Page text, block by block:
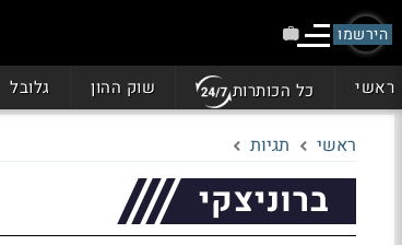
הירשמו
ראשי כל הכותרות שוק ההון גלובל
ראשי תגיות
ברוניצקי